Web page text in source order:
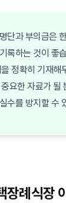
단과 부의금은
록하는 것이 좋
정확히 기재해
요한 자료가 될
수를 방지할 수
장례식장